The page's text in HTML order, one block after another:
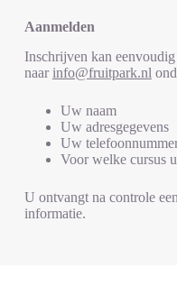
Aanmelden
Inschrijven kan
naar info@fruitpark.nl
Uw naam
Uw adresgegevens
Uw
Voor welke cursus
U ontvangt na controle
informatie.